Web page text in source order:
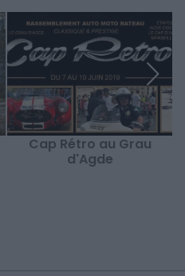
Cap Rétro au Grau
d'Agde